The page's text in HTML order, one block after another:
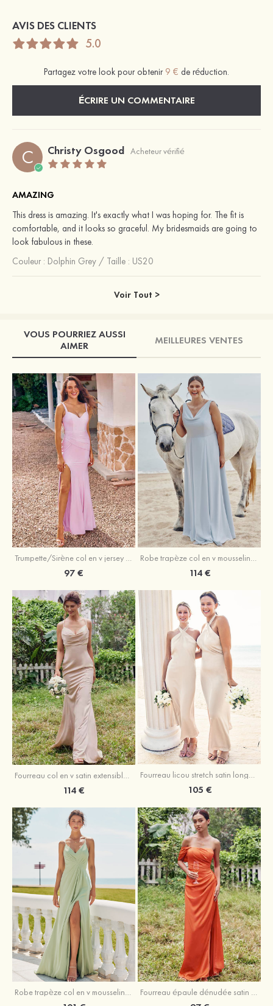
AVIS DES CLIENTS
5.0
Partagez votre look pour obtenir 9 € de réduction.
ÉCRIRE UN COMMENTAIRE
C Christy Osgood Acheteur vérifié
AMAZING
This dress is amazing. It's exactly what I was hoping for. The fit is
comfortable, and it looks so graceful. My bridesmaids are going to
look fabulous in these.
Couleur : Dolphin Grey / Taille : US20
Voir Tout >
VOUS POURRIEZ AUSSI
AIMER
MEILLEURES VENTES
Trumpette/Sirène col en v jersey ras du sol robe de demoiselle d'honneur
97 €
Robe trapèze col en v mousseline ras du sol robe de demoiselle d'honneur
114 €
Fourreau col en v satin extensible ras du sol robe de demoiselle d'honneur
114 €
Fourreau licou stretch satin longueur cheville robe de demoiselle d'honneur
105 €
Robe trapèze col en v mousseline ras du sol robe de demoiselle d'honneur Fourreau épaule dénudée satin extensible ras du sol robe de demoiselle d'honneur